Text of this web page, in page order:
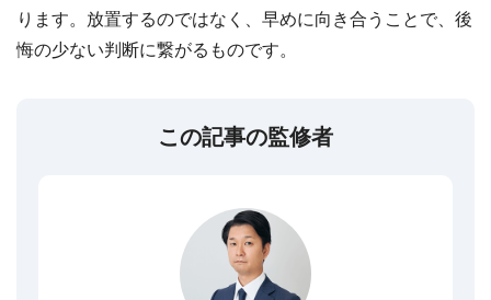
ります。放置するのではなく、早めに向き合うことで、後
悔の少ない判断に繋がるものです。
この記事の監修者